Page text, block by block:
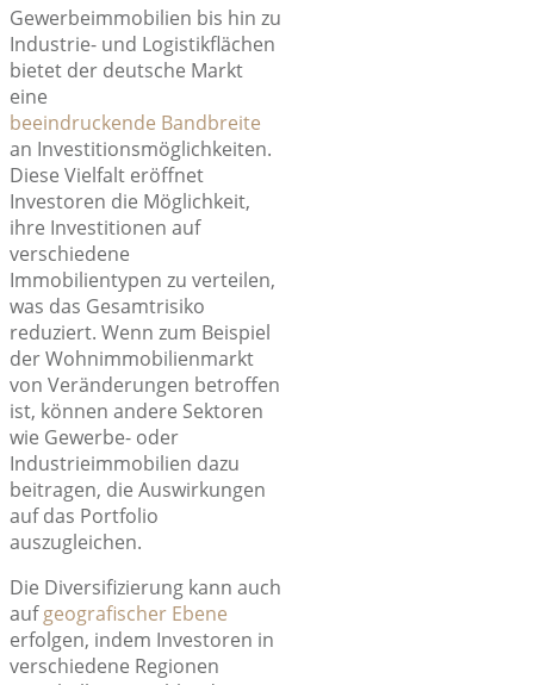
Gewerbeimmobilien bis hin zu
Industrie- und Logistikflächen
bietet der deutsche Markt
eine
beeindruckende Bandbreite
an Investitionsmöglichkeiten.
Diese Vielfalt eröffnet
Investoren die Möglichkeit,
ihre Investitionen auf
verschiedene
Immobilientypen zu verteilen,
was das Gesamtrisiko
reduziert. Wenn zum Beispiel
der Wohnimmobilienmarkt
von Veränderungen betroffen
ist, können andere Sektoren
wie Gewerbe- oder
Industrieimmobilien dazu
beitragen, die Auswirkungen
auf das Portfolio
auszugleichen.
Die Diversifizierung kann auch
aufgeografischer Ebene
erfolgen, indem Investoren in
verschiedene Regionen